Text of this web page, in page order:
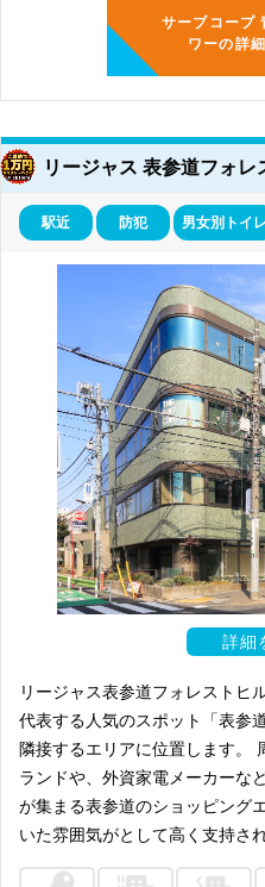
サーブコープ
ワーの詳
リージャス 表参道フォレ
駅近 防犯 男女別トイレ
詳細
リージャス表参道フォレストヒ
代表する人気のスポット「表参
隣接するエリアに位置します。
ランドや、外資家電メーカーな
が集まる表参道のショッピング
いた雰囲気がとして高く支持さ